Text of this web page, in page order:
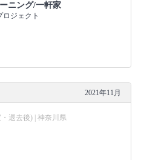
ニング/一軒家
ロジェクト
2021年11月
退去後) | 神奈川県